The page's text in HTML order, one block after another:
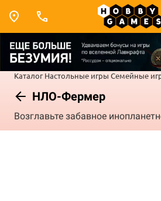
Каталог Настольные игры Семейные
НЛО-Фермер
Возглавьте забавное